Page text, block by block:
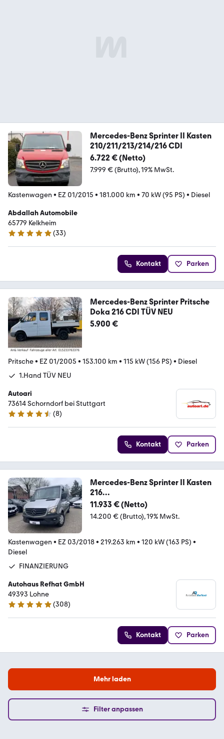
Mercedes-Benz Sprinter II Kasten
210/211/213/214/216 CDI
6.722 € (Netto)
7.999 € (Brutto) 19% MwSt.
Kastenwagen • EZ 01/2015 • 181.000 km • 70 kW (95 PS) • Diesel
Abdallah Automobile
65779 Kelkheim
5 Sterne
(33)
Kontakt Parken
Mercedes-Benz Sprinter Pritsche
Doka 216 CDI TÜV NEU
5.900 €
Pritsche• EZ 01/2005 • 153.100 km • 115 kW (156 PS) • Diesel
1.Hand TÜV NEU
Autoari
73614 Schorndorf bei Stuttgart
4.7 Sterne
(8)
Kontakt Parken
Mercedes-Benz Sprinter II Kasten
216
CDI*AUTOMATIK*NAVI*KAMERA
11.933 € (Netto)
14.200 € (Brutto) 19% MwSt.
Kastenwagen • EZ 03/2018• 219.263 km • 120 kW (163 PS) •
Diesel
FINANZIERUNG
Autohaus Refhat GmbH
49393 Lohne
4.8 Sterne
(308)
Kontakt Parken
Mehr laden
Filter anpassen